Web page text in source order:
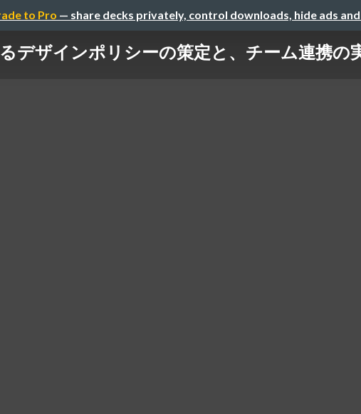
to Pro — share decks privately, control downloads, hide ads
デザインポリシーの策定と、チーム連携の